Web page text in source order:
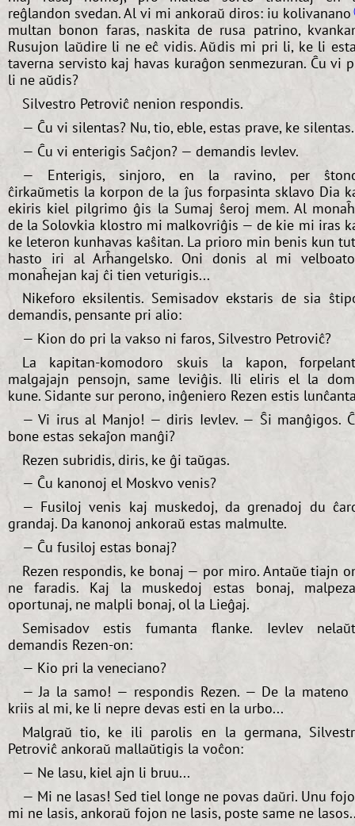
reĝlandon svedan. Al vi mi ankoraŭ diros: iu kolivanano
multan bonon faras, naskita de rusa patrino,
Rusujon laŭdire li ne eĉ vidis. Aŭdis mi pri li, ke li
taverna servisto kaj havas kuraĝon senmezuran. Ĉu vi
li ne aŭdis?
Silvestro Petroviĉ nenion respondis.
— Ĉu vi silentas? Nu, tio, eble, estas prave, ke
— Ĉu vi enterigis Saĉjon? — demandis Ievlev.
— Enterigis, sinjoro, en la ravino, per
ĉirkaŭmetis la korpon de la ĵus forpasinta sklavo Dia
ekiris kiel pilgrimo ĝis la Sumaj ŝeroj mem. Al
de la Solovkia klostro mi malkovriĝis — de kie mi iras
ke leteron kunhavas kaŝitan. La prioro min benis kun
hasto iri al Arĥangelsko. Oni donis al mi
monaĥejan kaj ĉi tien veturigis...
Nikeforo eksilentis. Semisadov ekstaris de sia
demandis, pensante pri alio:
— Kion do pri la vakso ni faros, Silvestro Petroviĉ?
La kapitan-komodoro skuis la kapon,
malgajajn pensojn, same leviĝis. Ili eliris el la
kune. Sidante sur perono, inĝeniero Rezen estis
— Vi irus al Manjo! — diris Ievlev. — Ŝi manĝigos.
bone estas sekaĵon manĝi?
Rezen subridis, diris, ke ĝi taŭgas.
— Ĉu kanonoj el Moskvo venis?
— Fusiloj venis kaj muskedoj, da grenadoj du
grandaj. Da kanonoj ankoraŭ estas malmulte.
— Ĉu fusiloj estas bonaj?
Rezen respondis, ke bonaj — por miro. Antaŭe tiajn
ne faradis. Kaj la muskedoj estas bonaj,
oportunaj, ne malpli bonaj, ol la Lieĝaj.
Semisadov estis fumanta flanke. Ievlev
demandis Rezen-on:
— Kio pri la veneciano?
— Ja la samo! — respondis Rezen. — De la
kriis al mi, ke li nepre devas esti en la urbo...
Malgraŭ tio, ke ili parolis en la germana,
Petroviĉ ankoraŭ mallaŭtigis la voĉon:
— Ne lasu, kiel ajn li bruu...
— Mi ne lasas! Sed tiel longe ne povas daŭri. Unu
mi ne lasis, ankoraŭ fojon ne lasis, poste same ne